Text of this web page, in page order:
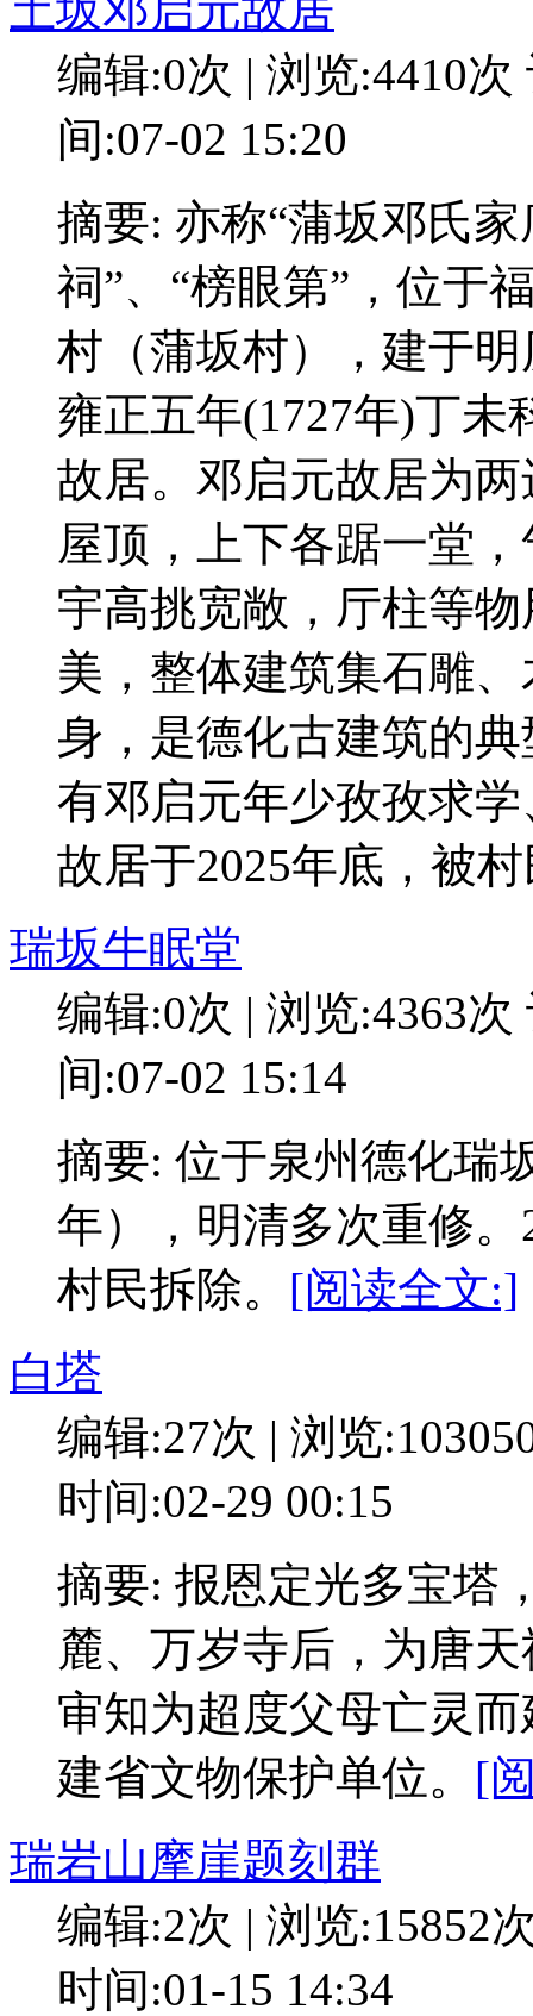
编辑:0次 | 浏览:4410次
间:07-02 15:20
摘要: 亦称“蒲坂邓氏
祠”、“榜眼第”，位于
村（蒲坂村），建于
雍正五年(1727年)丁
故居。邓启元故居为
屋顶，上下各踞一堂
宇高挑宽敞，厅柱等
美，整体建筑集石雕
身，是德化古建筑的
有邓启元年少孜孜求
故居于2025年底，被
瑞坂牛眠堂
编辑:0次 | 浏览:4363次
间:07-02 15:14
摘要: 位于泉州德化瑞
年），明清多次重修
村民拆除。 [阅读全文:]
白塔
编辑:27次 | 浏览
时间:02-29 00:15
摘要: 报恩定光多宝塔
麓、万岁寺后，为唐
审知为超度父母亡灵
建省文物保护单位。 [
瑞岩山摩崖题刻群
编辑:2次 | 浏览:15852
时间:01-15 14:34